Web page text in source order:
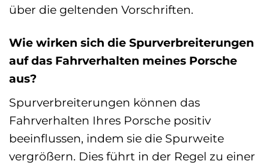
über die geltenden Vorschriften.
Wie wirken sich die Spurverbreiterungen
auf das Fahrverhalten meines Porsche
aus?
Spurverbreiterungen können das
Fahrverhalten Ihres Porsche positiv
beeinflussen, indem sie die Spurweite
vergrößern. Dies führt in der Regel zu einer